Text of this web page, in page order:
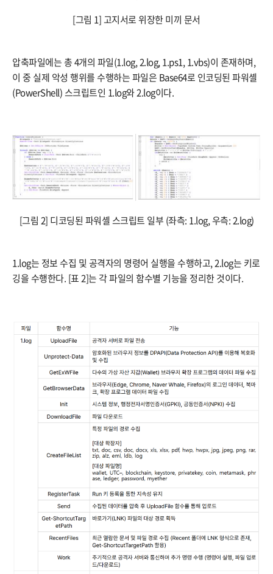
[그림 1] 고지서로 위장한 미끼 문서
압축파일에는 총 4개의 파일(1.log, 2.log, 1.ps1, 1.vbs)이 존재하며,
이 중 실제 악성 행위를 수행하는 파일은 Base64로 인코딩된 파워셸
(PowerShell) 스크립트인 1.log와 2.log이다.
[그림 2] 디코딩된 파워셸 스크립트 일부 (좌측: 1.log, 우측: 2.log)
1.log는 정보 수집 및 공격자의 명령어 실행을 수행하고, 2.log는 키로
깅을 수행한다. [표 2]는 각 파일의 함수별 기능을 정리한 것이다.